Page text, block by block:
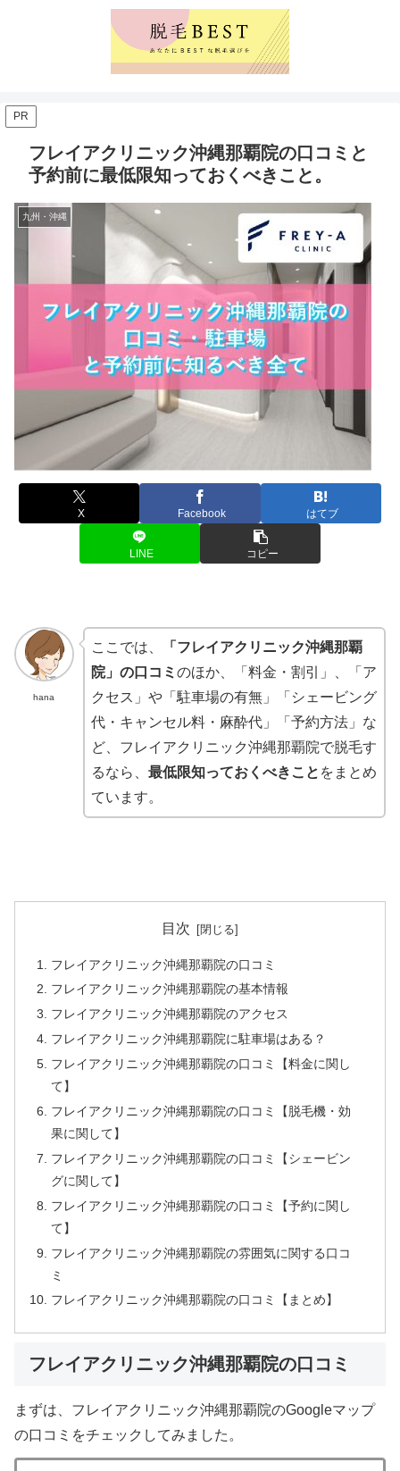
PR
フレイアクリニック沖縄那覇院の口コミと
予約前に最低限知っておくべきこと。
九州・沖縄
X Facebook はてブ
LINE コピー
hana
ここでは、
「フレイアクリニック沖縄那覇
院」の口コミ のほか、「料金・割引」、「ア
クセス」や「駐車場の有無」「シェービング
代・キャンセル料・麻酔代」「予約方法」な
ど、フレイアクリニック沖縄那覇院で脱毛す
るなら、 最低限知っておくべきこと をまとめ
ています。
目次
フレイアクリニック沖縄那覇院の口コミ
フレイアクリニック沖縄那覇院の基本情報
フレイアクリニック沖縄那覇院のアクセス
フレイアクリニック沖縄那覇院に駐車場はある？
フレイアクリニック沖縄那覇院の口コミ【料金に関し
て】
フレイアクリニック沖縄那覇院の口コミ【脱毛機・効
果に関して】
フレイアクリニック沖縄那覇院の口コミ【シェービン
グに関して】
フレイアクリニック沖縄那覇院の口コミ【予約に関し
て】
フレイアクリニック沖縄那覇院の雰囲気に関する口コ
ミ
フレイアクリニック沖縄那覇院の口コミ【まとめ】
フレイアクリニック沖縄那覇院の口コミ
まずは、フレイアクリニック沖縄那覇院のGoogleマップ
の口コミをチェックしてみました。